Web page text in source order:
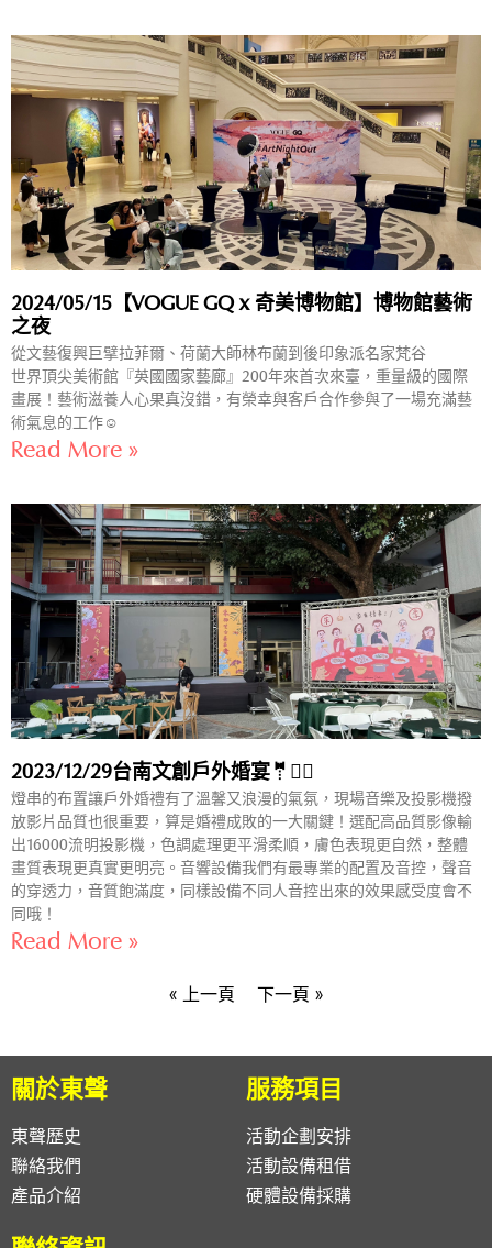
2024/05/15【VOGUE GQ x 奇美博物館】博物館藝術
之夜
從文藝復興巨擘拉菲爾、荷蘭大師林布蘭到後印象派名家梵谷
世界頂尖美術館『英國國家藝廊』200年來首次來臺，重量級的國際
畫展！藝術滋養人心果真沒錯，有榮幸與客戶合作參與了一場充滿藝
術氣息的工作☺️
Read More »
2023/12/29台南文創戶外婚宴🤵👰‍♀️
燈串的布置讓戶外婚禮有了溫馨又浪漫的氣氛，現場音樂及投影機撥
放影片品質也很重要，算是婚禮成敗的一大關鍵！選配高品質影像輸
出16000流明投影機，色調處理更平滑柔順，膚色表現更自然，整體
畫質表現更真實更明亮。音響設備我們有最專業的配置及音控，聲音
的穿透力，音質飽滿度，同樣設備不同人音控出來的效果感受度會不
同哦！
Read More »
« 上一頁 下一頁 »
關於東聲
東聲歷史
聯絡我們
產品介紹
服務項目
活動企劃安排
活動設備租借
硬體設備採購